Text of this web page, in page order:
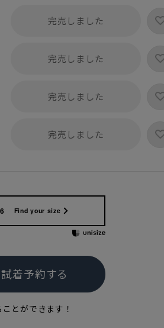
174cm
完売しました
完売しました
完売しました
完売しました
Find your size
とができます！